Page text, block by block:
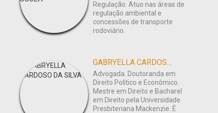
Regulação. Atuo nas áreas de
regulação ambiental e
concessões de transporte
rodoviário.
GABRYELLA CARDOSO DA SILVA
Advogada. Doutoranda em
Direito Político e Econômico.
Mestre em Direito e Bacharel
em Direito pela Universidade
Presbiteriana Mackenzie. É